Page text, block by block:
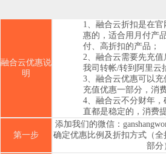
融合云优惠说
明
1、融合云折扣是在
惠的，适合用月付产
付、高折扣的产品；
2、融合云需要先充
我司转帐/转到阿里云
3、融合云优惠可以
充值优惠一部分，消
4、融合云不分财年
直都是稳定的，消费
第一步
添加我们的微信：
确定优惠比例及折扣方式（
部分